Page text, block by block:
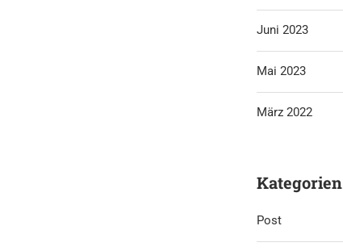
Juni 2023
Mai 2023
März 2022
Kategorien
Post